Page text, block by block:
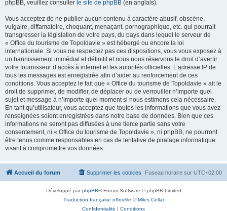
phpBB, veuillez consulter le site de phpBB (en anglais).
Vous acceptez de ne publier aucun contenu à caractère abusif, obscène,
vulgaire, diffamatoire, choquant, menaçant, pornographique, etc. qui pourrait
transgresser la législation de votre pays, du pays dans lequel le serveur de
« Office du tourisme de Topoldavie » est hébergé ou encore la loi
internationale. Si vous ne respectez pas ces dispositions, vous vous exposez à
un bannissement immédiat et définitif et nous nous réservons le droit d’avertir
votre fournisseur d’accès à internet et les autorités officielles. L’adresse IP de
tous les messages est enregistrée afin d’aider au renforcement de ces
conditions. Vous acceptez le fait que « Office du tourisme de Topoldavie » ait le
droit de supprimer, de modifier, de déplacer ou de verrouiller n’importe quel
sujet et message à n’importe quel moment si nous estimons cela nécessaire.
En tant qu’utilisateur, vous acceptez que toutes les informations que vous avez
renseignées soient enregistrées dans notre base de données. Bien que ces
informations ne seront pas diffusées à une tierce partie sans votre
consentement, ni « Office du tourisme de Topoldavie », ni phpBB, ne pourront
être tenus comme responsables en cas de tentative de piratage informatique
visant à compromettre vos données.
Accueil du forum Fuseau horaire sur UTC+02:00
Supprimer les cookies
Développé parphpBB® Forum Software © phpBB Limited
Traduction française officielle ©Miles Cellar
Confidentialité | Conditions